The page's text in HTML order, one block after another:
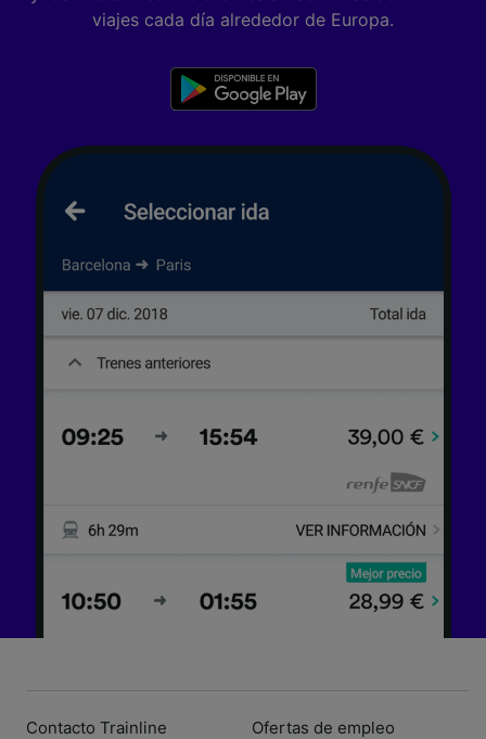
viajes cada día alrededor de Europa.
Contacto Trainline Ofertas de empleo
Lista de asociados (proveedores)